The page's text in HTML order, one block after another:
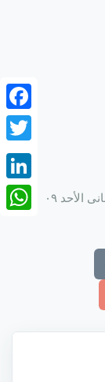
سعر فرنك سويسرى فى البنك الأهلى اليونانى الأحد ٠٩